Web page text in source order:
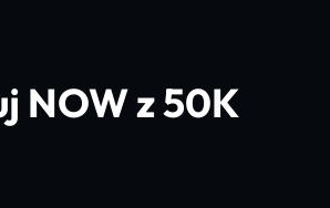
NOW z 50K